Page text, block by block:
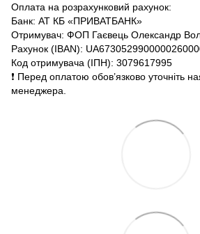
Оплата на розрахунковий рахунок:
Банк: АТ КБ «ПРИВАТБАНК»
Отримувач: ФОП Гаєвець Олександр
Рахунок (IBAN):
Код отримувача (ІПН): 3079617995
❗️ Перед оплатою обов’язково уточніть
менеджера.